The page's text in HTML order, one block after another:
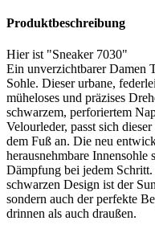
Produktbeschreibung
Hier ist "Sneaker 7030"
Ein unverzichtbarer Damen
Sohle. Dieser urbane,
müheloses und präzises
schwarzem, perforiertem
Velourleder, passt sich
dem Fuß an. Die neu
herausnehmbare
Dämpfung bei jedem
schwarzen Design ist der
sondern auch der perfekte
drinnen als auch draußen.